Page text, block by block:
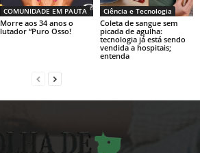
COMUNIDADE EM PAUTA
Morre aos 34 anos o
lutador “Puro Osso!
Ciência e Tecnologia
Coleta de sangue sem
picada de agulha:
tecnologia já está sendo
vendida a hospitais;
entenda